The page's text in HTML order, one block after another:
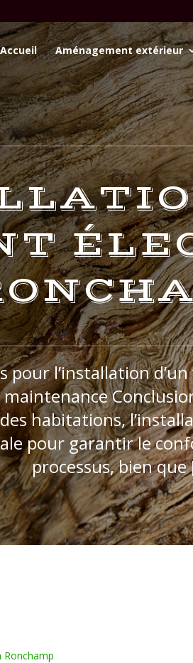
Accueil Aménagement extérieur
l’installation
habitations,
pour garantir le
processus, bien
Ronchamp